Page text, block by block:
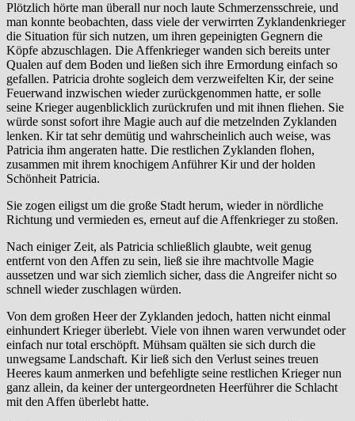
Plötzlich hörte man überall nur noch laute Schmerzensschreie, und
man konnte beobachten, dass viele der verwirrten Zyklandenkrieger
die Situation für sich nutzen, um ihren gepeinigten Gegnern die
Köpfe abzuschlagen. Die Affenkrieger wanden sich bereits unter
Qualen auf dem Boden und ließen sich ihre Ermordung einfach so
gefallen. Patricia drohte sogleich dem verzweifelten Kir, der seine
Feuerwand inzwischen wieder zurückgenommen hatte, er solle
seine Krieger augenblicklich zurückrufen und mit ihnen fliehen. Sie
würde sonst sofort ihre Magie auch auf die metzelnden Zyklanden
lenken. Kir tat sehr demütig und wahrscheinlich auch weise, was
Patricia ihm angeraten hatte. Die restlichen Zyklanden flohen,
zusammen mit ihrem knochigem Anführer Kir und der holden
Schönheit Patricia.
Sie zogen eiligst um die große Stadt herum, wieder in nördliche
Richtung und vermieden es, erneut auf die Affenkrieger zu stoßen.
Nach einiger Zeit, als Patricia schließlich glaubte, weit genug
entfernt von den Affen zu sein, ließ sie ihre machtvolle Magie
aussetzen und war sich ziemlich sicher, dass die Angreifer nicht so
schnell wieder zuschlagen würden.
Von dem großen Heer der Zyklanden jedoch, hatten nicht einmal
einhundert Krieger überlebt. Viele von ihnen waren verwundet oder
einfach nur total erschöpft. Mühsam quälten sie sich durch die
unwegsame Landschaft. Kir ließ sich den Verlust seines treuen
Heeres kaum anmerken und befehligte seine restlichen Krieger nun
ganz allein, da keiner der untergeordneten Heerführer die Schlacht
mit den Affen überlebt hatte.